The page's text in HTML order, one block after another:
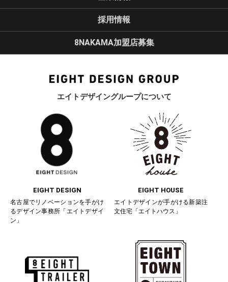
エイトデザイングループについて
EIGHT DESIGN
名古屋でリノベーションを手がけ
るデザイン事務所「エイトデザイ
ン」
EIGHT HOUSE
エイトデザインが手がける新築注
文住宅「エイトハウス」
採用情報
8NAKAMA加盟店募集